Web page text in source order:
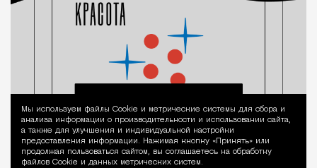
Уведомление
Мы используем файлы Сookie и метрические системы для сбора и
анализа информации о производительности и использовании сайта,
а также для улучшения и индивидуальной настройки
предоставления информации. Нажимая кнопку «Принять» или
продолжая пользоваться сайтом, вы соглашаетесь на обработку
файлов Cookie и данных метрических систем.